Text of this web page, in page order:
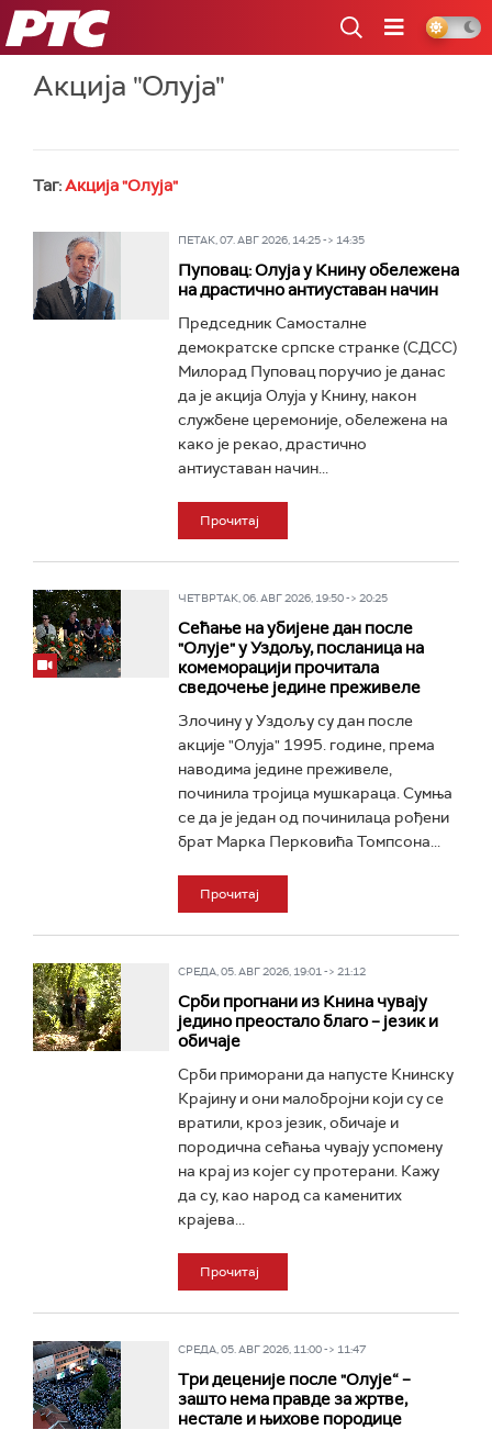
РТС
Акција "Олуја"
Таг:Акција "Олуја"
ПЕТАК, 07. АВГ 2026, 14:25 -> 14:35
Пуповац: Олуја у Книну обележена
на драстично антиуставан начин
Председник Самосталне
демократске српске странке (СДСС)
Милорад Пуповац поручио је данас
да је акција Олуја у Книну, након
службене церемоније, обележена на
како је рекао, драстично
антиуставан начин...
Прочитај
ЧЕТВРТАК, 06. АВГ 2026, 19:50 -> 20:25
Сећање на убијене дан после
"Олује" у Уздољу, посланица на
комеморацији прочитала
сведочење једине преживеле
Злочину у Уздољу су дан после
акције "Олуја" 1995. године, према
наводима једине преживеле,
починила тројица мушкараца. Сумња
се да је један од починилаца рођени
брат Марка Перковића Томпсона...
Прочитај
СРЕДА, 05. АВГ 2026, 19:01 -> 21:12
Срби прогнани из Книна чувају
једино преостало благо – језик и
обичаје
Срби приморани да напусте Книнску
Крајину и они малобројни који су се
вратили, кроз језик, обичаје и
породична сећања чувају успомену
на крај из којег су протерани. Кажу
да су, као народ са каменитих
крајева...
Прочитај
СРЕДА, 05. АВГ 2026, 11:00 -> 11:47
Три деценије после "Олује“ –
зашто нема правде за жртве,
нестале и њихове породице